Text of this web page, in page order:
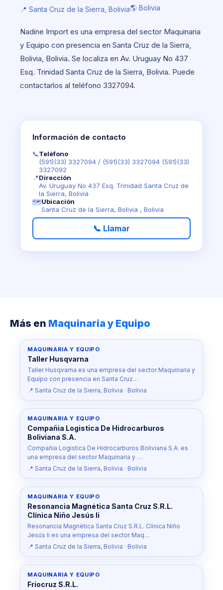
📍 Santa Cruz de la Sierra, Bolivia🌎 Bolivia
Nadine Import es una empresa del sector Maquinaria
y Equipo con presencia en Santa Cruz de la Sierra,
Bolivia, Bolivia. Se localiza en Av. Uruguay No 437
Esq. Trinidad Santa Cruz de la Sierra, Bolivia. Puede
contactarlos al teléfono 3327094.
Información de contacto
📞Teléfono
(591)(33) 3327094 / (591)(33) 3327094 (591)(33)
3327092
📍Dirección
Av. Uruguay No 437 Esq. Trinidad Santa Cruz de
la Sierra, Bolivia
🗺️Ubicación
Santa Cruz de la Sierra, Bolivia , Bolivia
📞 Llamar
Más en Maquinaria y Equipo
MAQUINARIA Y EQUIPO
Taller Husqvarna
Taller Husqvarna es una empresa del sector Maquinaria y
Equipo con presencia en Santa Cruz…
📍 Santa Cruz de la Sierra, Bolivia · Bolivia
MAQUINARIA Y EQUIPO
Compañia Logistica De Hidrocarburos
Boliviana S.A.
Compañia Logistica De Hidrocarburos Boliviana S.A. es
una empresa del sector Maquinaria y …
📍 Santa Cruz de la Sierra, Bolivia · Bolivia
MAQUINARIA Y EQUIPO
Resonancia Magnética Santa Cruz S.R.L.
Clínica Niño Jesús Ii
Resonancia Magnética Santa Cruz S.R.L. Clínica Niño
Jesús Ii es una empresa del sector Maq…
📍 Santa Cruz de la Sierra, Bolivia · Bolivia
MAQUINARIA Y EQUIPO
Friocruz S.R.L.